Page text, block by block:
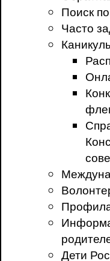
Поиск
Часто
Дети